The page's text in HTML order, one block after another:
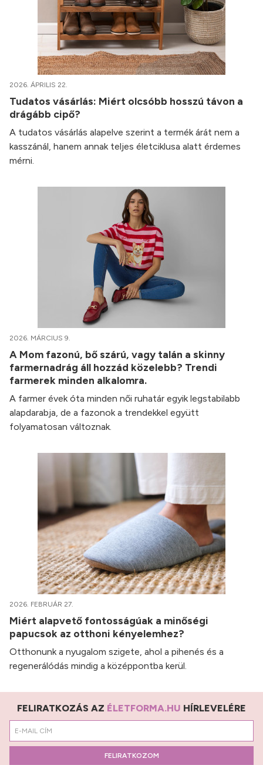
2026. ÁPRILIS 22.
Tudatos vásárlás: Miért olcsóbb hosszú távon a
drágább cipő?
A tudatos vásárlás alapelve szerint a termék árát nem a
kasszánál, hanem annak teljes életciklusa alatt érdemes
mérni.
2026. MÁRCIUS 9.
A Mom fazonú, bő szárú, vagy talán a skinny
farmernadrág áll hozzád közelebb? Trendi
farmerek minden alkalomra.
A farmer évek óta minden női ruhatár egyik legstabilabb
alapdarabja, de a fazonok a trendekkel együtt
folyamatosan változnak.
2026. FEBRUÁR 27.
Miért alapvető fontosságúak a minőségi
papucsok az otthoni kényelemhez?
Otthonunk a nyugalom szigete, ahol a pihenés és a
regenerálódás mindig a középpontba kerül.
FELIRATKOZÁS AZ ÉLETFORMA.HU HÍRLEVELÉRE
FELIRATKOZOM